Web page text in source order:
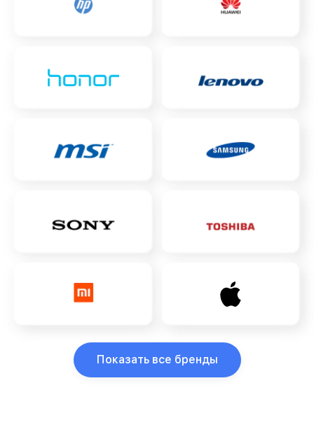
Показать все бренды